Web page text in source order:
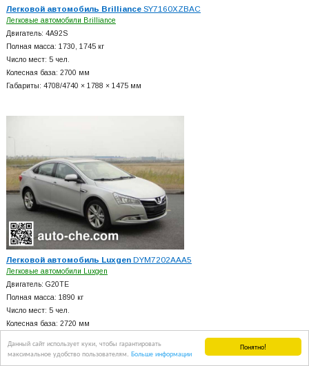
Понятно!
Данный сайт использует куки, чтобы гарантировать
максимальное удобство пользователям. Больше информации
Легковой автомобиль BrillianceSY7160XZBAC
Легковые автомобили Brilliance
Двигатель: 4A92S
Полная масса: 1730, 1745 кг
Число мест: 5 чел.
Колесная база: 2700 мм
Габариты: 4708/4740 × 1788 × 1475 мм
Легковой автомобиль LuxgenDYM7202AAA5
Легковые автомобили Luxgen
Двигатель: G20TE
Полная масса: 1890 кг
Число мест: 5 чел.
Колесная база: 2720 мм